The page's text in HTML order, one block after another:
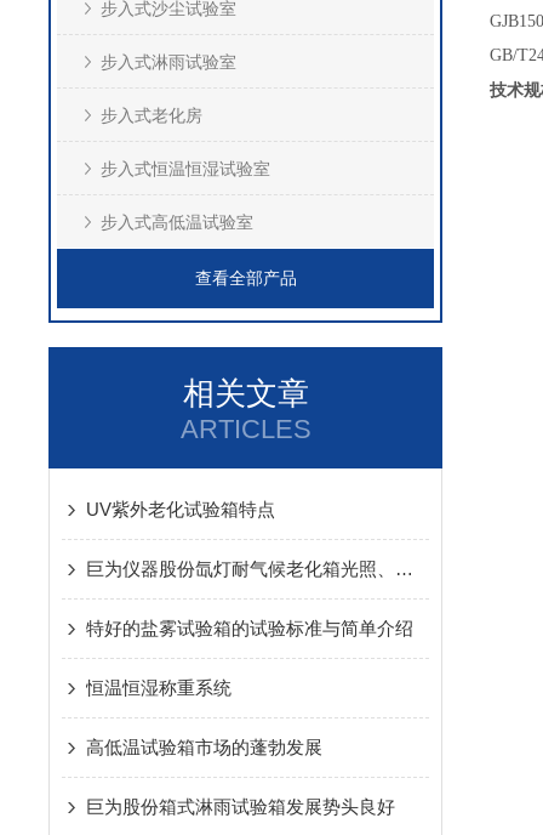
步入式沙尘试验室
步入式淋雨试验室
步入式老化房
步入式恒温恒湿试验室
步入式高低温试验室
查看全部产品
相关文章
ARTICLES
UV紫外老化试验箱特点
巨为仪器股份氙灯耐气候老化箱光照、高温和潮湿三因素详解
特好的盐雾试验箱的试验标准与简单介绍
恒温恒湿称重系统
高低温试验箱市场的蓬勃发展
巨为股份箱式淋雨试验箱发展势头良好
GB/
技术